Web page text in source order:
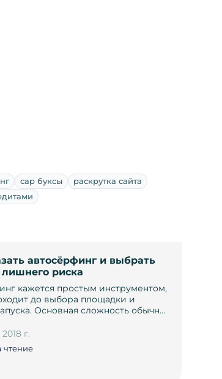
сар буксы
раскрутка сайта
автосёрфинг и выбрать
риска
кажется простым инструментом,
до выбора площадки и
Основная сложность обычн…
г.
чтение